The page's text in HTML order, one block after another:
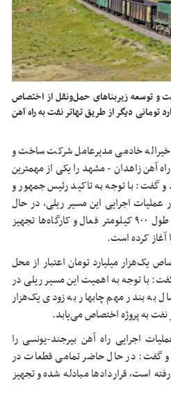
و توسعه زیربناهای حمل‌ونقل از اختصاص
تومانی دیگر از طریق تهاتر نفت به راه آهن
خیراله خادمی مدیرعامل شرکت ساخت و
آهن زاهدان - مشهد را یکی از مهمترین
گفت: با توجه به تاکید رئیس جمهور و
عملیات اجرایی این مسیر ریلی، در حال
حاضر تمامی قطعات این پروژه به طول ۹۰۰ کیلومتر فعال و کارگاه‌ها تجهیز
آغاز کرده است.
یک‌هزار میلیارد تومان اعتبار از محل
با توجه به اهمیت این مسیر ریلی در
به بندر مهم چابهار به زودی یک‌هزار
نفت به پروژه اختصاص می‌یابد.
اجرایی راه آهن بیرجند-یونسی را
گفت: در حال حاضر تمامی قطعات در
است، قراردادها مبادله شده و تجهیز